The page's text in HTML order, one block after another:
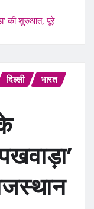
की शुरुआत, पूरे
दिल्ली
भारत